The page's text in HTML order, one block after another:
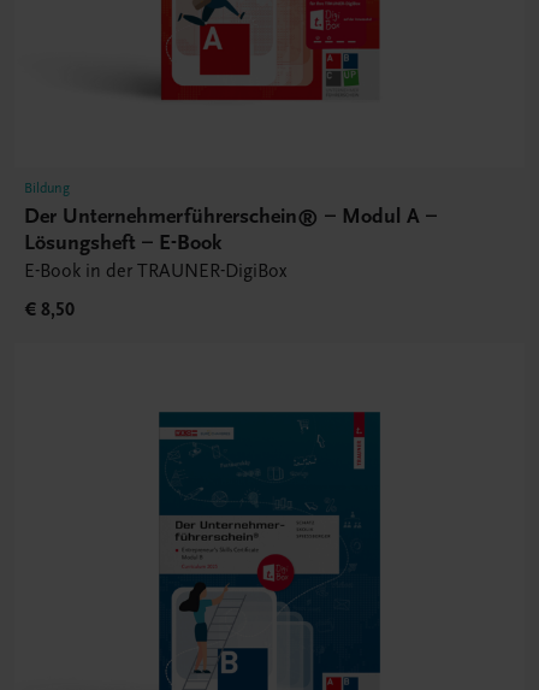
Bildung
Der Unternehmerführerschein® – Modul A –
Lösungsheft – E-Book
E-Book in der TRAUNER-DigiBox
€ 8,50